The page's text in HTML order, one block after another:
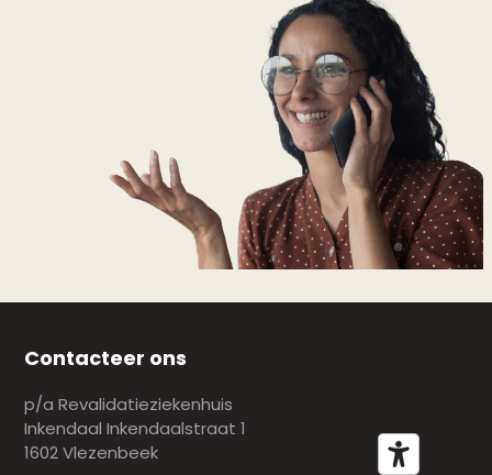
Contacteer ons
p/a Revalidatieziekenhuis
Inkendaal Inkendaalstraat 1
1602 Vlezenbeek